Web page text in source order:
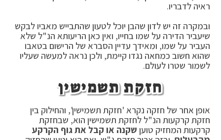
ראיה לדבריו.
ובמקרה זה יש לדון שהבן יוכל לטעון שהתבייש מאביו לבקש
שיעביר הדירה על שמו בחייו, ואין כאן הריעותא הנ"ל שלא
העביר על שמו, ומאידך עדיין הסברא של הרישום בטאבו
שהוא חשוב כמחאה נגדו קיימת, ולכן נראה למעשה שעליו
לשמור שטרו לעולם.
חזקת תשמישין
אופן אחר של חזקה נקרא 'חזקת תשמישין', והחילוק בין
חזקת קרקעות הנ"ל לחזקת תשמישין הוא, שבחזקת
קרקעות המחזיק טוען שקנה או קבל את גוף הקרקע